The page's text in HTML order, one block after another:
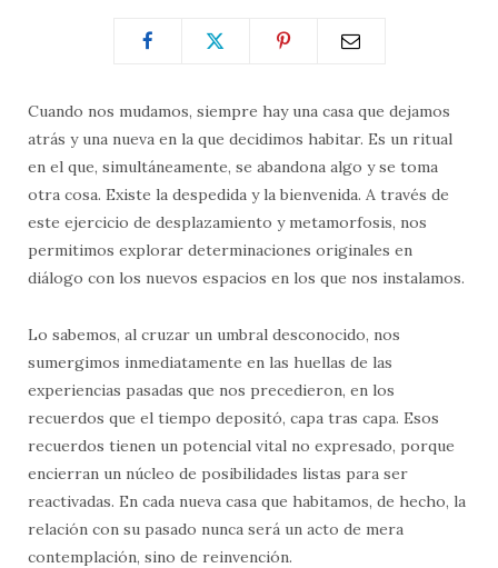
Cuando nos mudamos, siempre hay una casa que dejamos
atrás y una nueva en la que decidimos habitar. Es un ritual
en el que, simultáneamente, se abandona algo y se toma
otra cosa. Existe la despedida y la bienvenida. A través de
este ejercicio de desplazamiento y metamorfosis, nos
permitimos explorar determinaciones originales en
diálogo con los nuevos espacios en los que nos instalamos.
​​Lo sabemos, al cruzar un umbral desconocido, nos
sumergimos inmediatamente en las huellas de las
experiencias pasadas que nos precedieron, en los
recuerdos que el tiempo depositó, capa tras capa. Esos
recuerdos tienen un potencial vital no expresado, porque
encierran un núcleo de posibilidades listas para ser
reactivadas. En cada nueva casa que habitamos, de hecho, la
relación con su pasado nunca será un acto de mera
contemplación, sino de reinvención.